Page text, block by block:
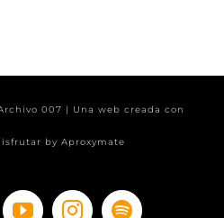
007 | Una web creada con
by Aproxymate